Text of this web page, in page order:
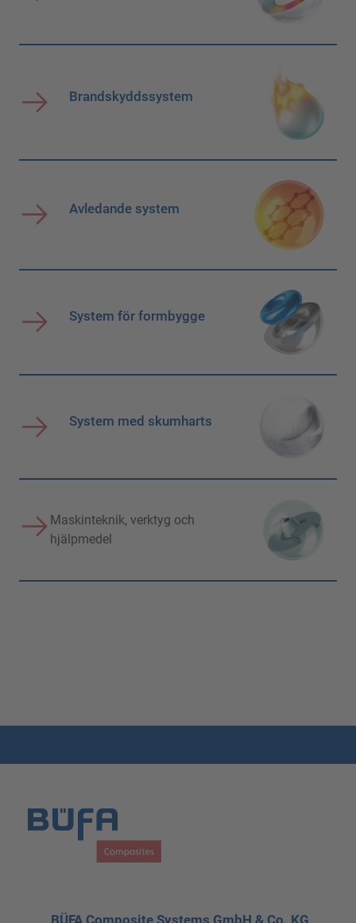
Brandskyddssystem
Avledande system
System för formbygge
System med skumharts
Maskinteknik, verktyg och
hjälpmedel
BÜFA Composite Systems GmbH & Co. KG